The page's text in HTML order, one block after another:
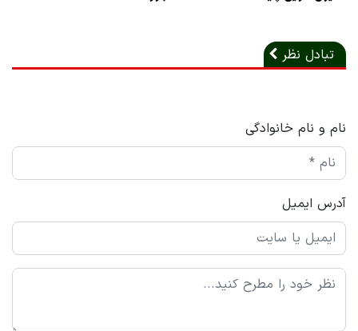
تبادل نظر
نام و نام خانوادگی
آدرس ایمیل